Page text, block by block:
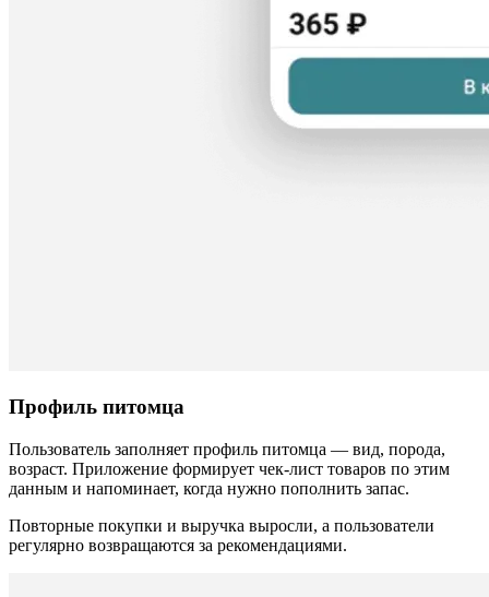
Профиль питомца
Пользователь заполняет профиль питомца — вид, порода,
возраст. Приложение формирует чек-лист товаров по этим
данным и напоминает, когда нужно пополнить запас.
Повторные покупки и выручка выросли, а пользователи
регулярно возвращаются за рекомендациями.